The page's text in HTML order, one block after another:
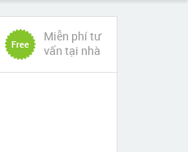
Free
Miễn phí tư
vấn tại nhà